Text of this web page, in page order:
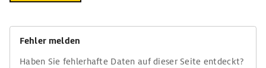
Fehler melden
Haben Sie fehlerhafte Daten auf dieser Seite entdeckt?